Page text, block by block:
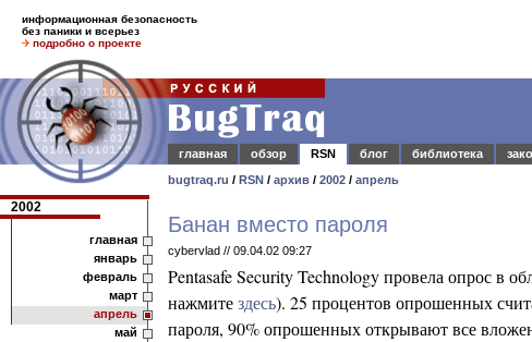
информационная безопасность
без паники и всерьез
подробно о проекте
главная
обзор RSN блог библиотека
bugtraq.ru / RSN / архив / 2002 / апрель
2002
главная
январь
февраль
март
апрель
май
Банан вместо пароля
cybervlad // 09.04.02 09:27
Pentasafe Security Technology провела опрос в
нажмитездесь). 25 процентов опрошенных
пароля, 90% опрошенных открывают все